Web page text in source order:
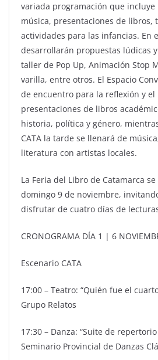
variada programación que incluye
música, presentaciones de libros,
actividades para las infancias. En
desarrollarán propuestas lúdicas
taller de Pop Up, Animación Stop
varilla, entre otros. El Espacio
de encuentro para la reflexión y
presentaciones de libros
historia, política y género,
CATA la tarde se llenará de
literatura con artistas locales.
La Feria del Libro de Catamarca
domingo 9 de noviembre,
disfrutar de cuatro días de
CRONOGRAMA DÍA 1 | 6
Escenario CATA
17:00 – Teatro: “Quién fue el
Grupo Relatos
17:30 – Danza: “Suite de
Seminario Provincial de Danzas